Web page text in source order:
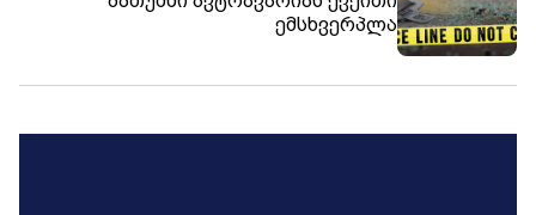
ემსხვერპლა